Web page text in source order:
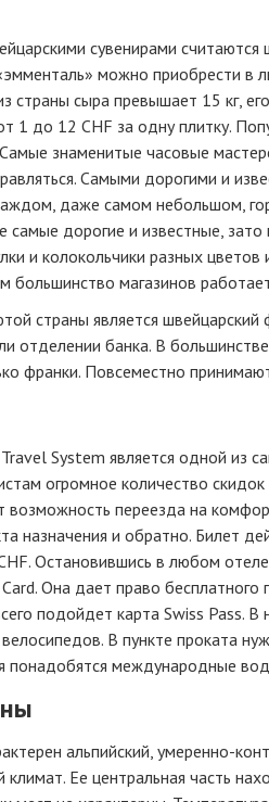
сувенирами
можно приобрести в
страны сыра превышает 15 кг,
1 до 12 CHF за одну плитку.
знаменитые часовые
Самыми дорогими и
даже самом небольшом,
самые дорогие и известные,
и колокольчики разных
большинство магазинов
страны является
отделении банка. В
франки. Повсеместно
System является одной из
огромное количество
возможность переезда на
назначения и обратно. Билет
Остановившись в любом
Она дает право
подойдет карта Swiss Pass.
В пункте проката
международные
альпийский, умеренно-
Ее центральная часть